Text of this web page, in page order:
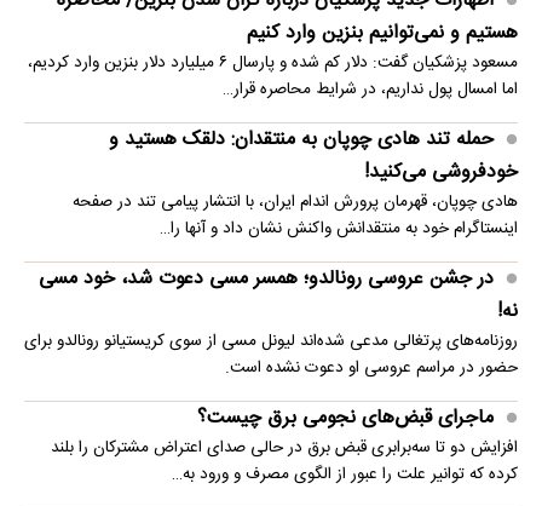
هستیم و نمی‌توانیم بنزین وارد کنیم
مسعود پزشکیان گفت: دلار کم شده و پارسال ۶ میلیارد دلار بنزین وارد کردیم،
اما امسال پول نداریم، در شرایط محاصره قرار…
حمله تند هادی چوپان به منتقدان: دلقک هستید و
خودفروشی می‌کنید!
هادی چوپان، قهرمان پرورش اندام ایران، با انتشار پیامی تند در صفحه
اینستاگرام خود به منتقدانش واکنش نشان داد و آنها را…
در جشن عروسی رونالدو؛ همسر مسی دعوت شد، خود مسی
نه!
روزنامه‌های پرتغالی مدعی شده‌اند لیونل مسی از سوی کریستیانو رونالدو برای
حضور در مراسم عروسی او دعوت نشده است.
ماجرای قبض‌های نجومی برق چیست؟
افزایش دو تا سه‌برابری قبض برق در حالی صدای اعتراض مشترکان را بلند
کرده که توانیر علت را عبور از الگوی مصرف و ورود به…